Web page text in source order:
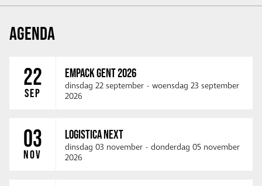
AGENDA
22
SEP
EMPACK GENT 2026
dinsdag 22 september - woensdag 23 september
2026
03
NOV
LOGISTICA NEXT
dinsdag 03 november - donderdag 05 november
2026